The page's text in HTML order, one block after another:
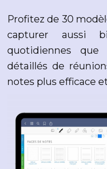
Profitez de 30
capturer aussi
quotidiennes que
détaillés de
notes plus efficace